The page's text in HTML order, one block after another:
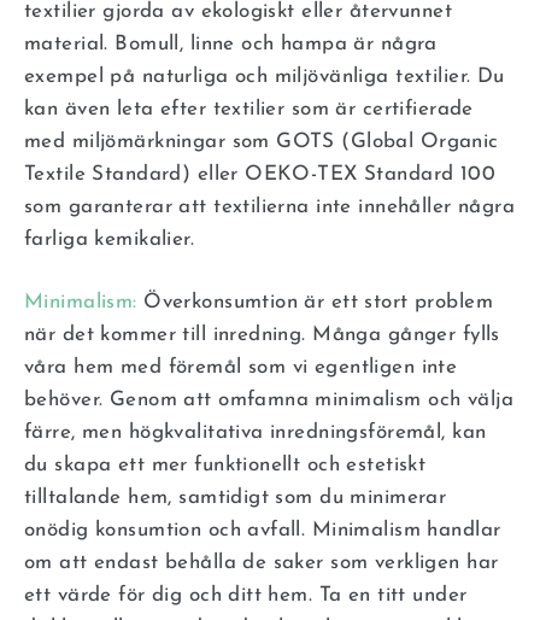
textilier gjorda av ekologiskt eller återvunnet
material. Bomull, linne och hampa är några
exempel på naturliga och miljövänliga textilier. Du
kan även leta efter textilier som är certifierade
med miljömärkningar som GOTS (Global Organic
Textile Standard) eller OEKO-TEX Standard 100
som garanterar att textilierna inte innehåller några
farliga kemikalier.
Minimalism: Överkonsumtion är ett stort problem
när det kommer till inredning. Många gånger fylls
våra hem med föremål som vi egentligen inte
behöver. Genom att omfamna minimalism och välja
färre, men högkvalitativa inredningsföremål, kan
du skapa ett mer funktionellt och estetiskt
tilltalande hem, samtidigt som du minimerar
onödig konsumtion och avfall. Minimalism handlar
om att endast behålla de saker som verkligen har
ett värde för dig och ditt hem. Ta en titt under